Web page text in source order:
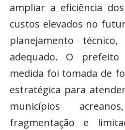
ampliar a eficiência
custos elevados no
planejamento
adequado. O
medida foi tomada de
estratégica para
municípios
fragmentação e